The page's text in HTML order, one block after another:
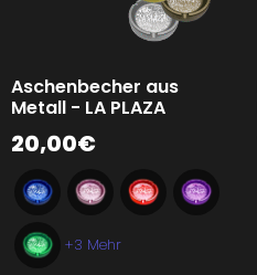
Aschenbecher aus
Metall - LA PLAZA
20,00€
+3 Mehr